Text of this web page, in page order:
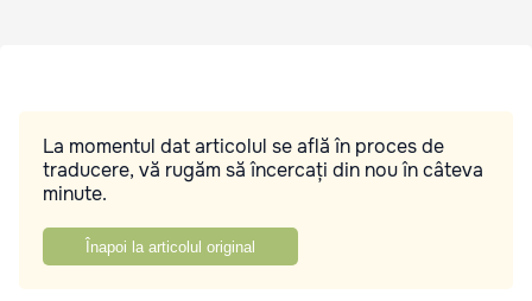
La momentul dat articolul se află în proces de
traducere, vă rugăm să încercați din nou în câteva
minute.
Înapoi la articolul original